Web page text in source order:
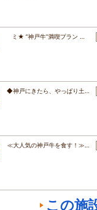
ミ★ “神戸牛”満喫プラン …
◆神戸にきたら、やっぱり土…
≪大人気の神戸牛を食す！≫…
この施